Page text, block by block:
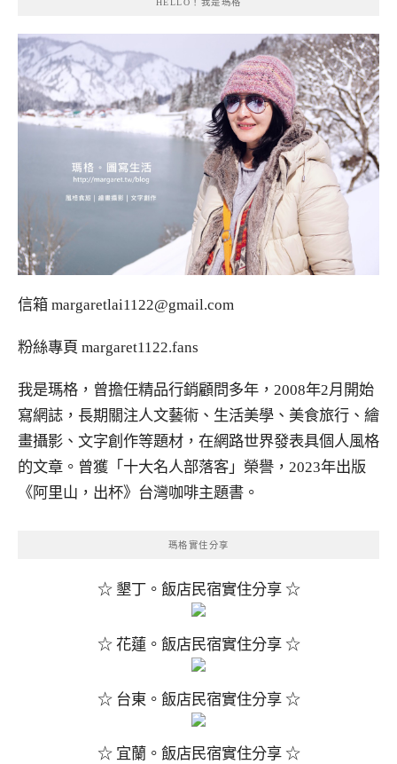
HELLO！我是瑪格
信箱 margaretlai1122@gmail.com
粉絲專頁 margaret1122.fans
我是瑪格，曾擔任精品行銷顧問多年，2008年2月開始
寫網誌，長期關注人文藝術、生活美學、美食旅行、繪
畫攝影、文字創作等題材，在網路世界發表具個人風格
的文章。曾獲「十大名人部落客」榮譽，2023年出版
《阿里山，出杯》台灣咖啡主題書。
瑪格實住分享
☆ 墾丁。飯店民宿實住分享 ☆
☆ 花蓮。飯店民宿實住分享 ☆
☆ 台東。飯店民宿實住分享 ☆
☆ 宜蘭。飯店民宿實住分享 ☆